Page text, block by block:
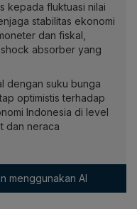
kepada fluktuasi nilai
stabilitas ekonomi
dan fiskal,
absorber yang
dengan suku bunga
optimistis terhadap
Indonesia di level
dan neraca
menggunakan AI